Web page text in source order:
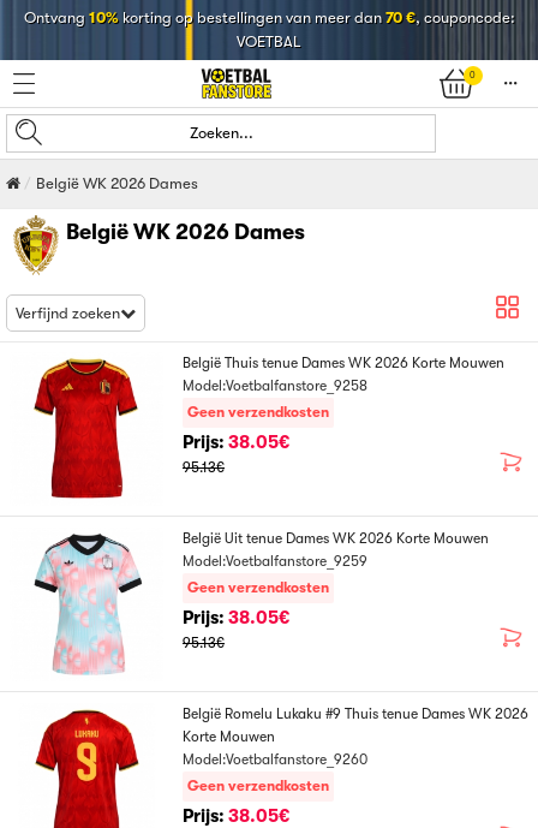
Ontvang 10%korting op bestellingen van meer dan70 €, couponcode:
VOETBAL
0
󰄒
Zoeken...
België WK 2026 Dames
België WK 2026 Dames
Verfijnd zoeken
België Thuis tenue Dames WK 2026 Korte Mouwen
Model:Voetbalfanstore_9258
Geen verzendkosten
Prijs: 38.05€
95.13€
België Uit tenue Dames WK 2026 Korte Mouwen
Model:Voetbalfanstore_9259
Geen verzendkosten
Prijs: 38.05€
95.13€
België Romelu Lukaku #9 Thuis tenue Dames WK 2026
Korte Mouwen
Model:Voetbalfanstore_9260
Geen verzendkosten
Prijs: 38.05€